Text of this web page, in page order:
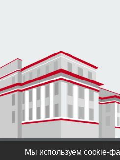
Мы используем cookie-